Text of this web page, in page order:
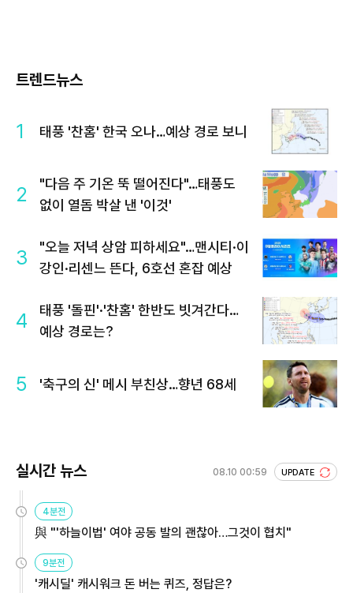
트렌드뉴스
1 태풍 '찬홈' 한국 오나…예상 경로 보니
2
"다음 주 기온 뚝 떨어진다"…태풍도
없이 열돔 박살 낸 '이것'
3
"오늘 저녁 상암 피하세요"…맨시티·이
강인·리센느 뜬다, 6호선 혼잡 예상
4
태풍 '돌핀'·'찬홈' 한반도 빗겨간다…
예상 경로는?
5 '축구의 신' 메시 부친상…향년 68세
실시간 뉴스 08.10 00:59 UPDATE
4분전
與 "'하늘이법' 여야 공동 발의 괜찮아…그것이 협치"
9분전
'캐시딜' 캐시워크 돈 버는 퀴즈, 정답은?